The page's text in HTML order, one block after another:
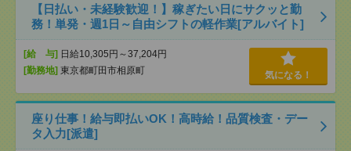
【日払い・未経験歓迎！】稼ぎたい日にサクッと勤
務！単発・週1日～自由シフトの軽作業[アルバイト]
[給 与] 日給10,305円～37,204円
[勤務地] 東京都町田市相原町 気になる！
座り仕事！給与即払いOK！高時給！品質検査・デー
タ入力[派遣]